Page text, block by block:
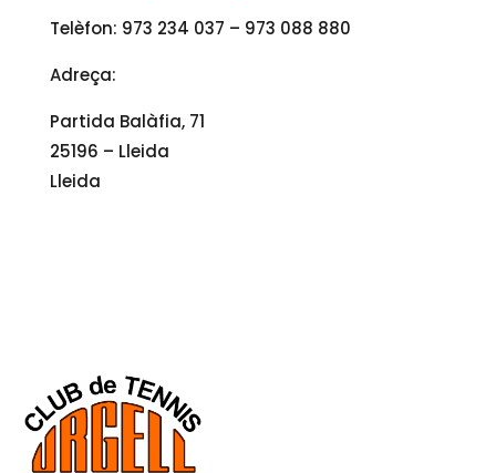
Telèfon: 973 234 037 – 973 088 880
Adreça:
Partida Balàfia, 71
25196 – Lleida
Lleida